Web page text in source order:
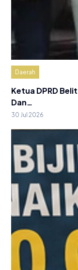
Daerah
Ketua DPRD
Dan…
30 Jul 2026